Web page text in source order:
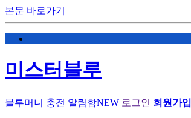
본문 바로가기
미스터블루
블루머니 충전 알림함NEW 로그인 회원가입